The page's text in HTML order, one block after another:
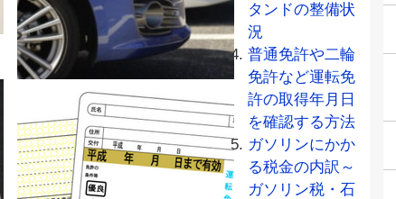
タンドの整備状
況
普通免許や二輪
免許など運転免
許の取得年月日
を確認する方法
ガソリンにかか
る税金の内訳～
ガソリン税・石